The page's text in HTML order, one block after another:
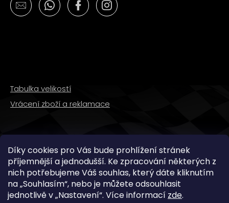
Díky cookies pro Vás bude prohlížení stránek
příjemnější a jednodušší. Ke zpracování některých z
nich potřebujeme Váš souhlas, který dáte kliknutím
na „Souhlasím“, nebo je můžete odsouhlasit
jednotlivě v „Nastavení“. Více informací zde.
Tabulka velikostí
Vrácení zboží a reklamace
SLEDUJTE NÁS